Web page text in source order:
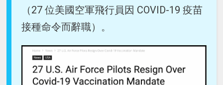
（27 位美國空軍飛行員因 COVID-19 疫苗
接種命令而辭職）。